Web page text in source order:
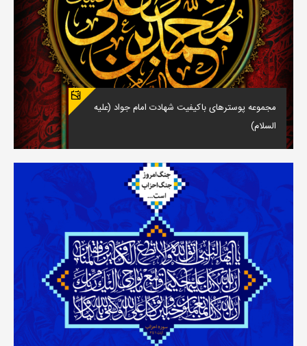
مجموعه پوسترهای باکیفیت شهادت امام جواد (علیه
السلام)